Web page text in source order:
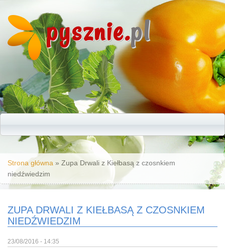
pysznie.pl
Jesteś tutaj
Strona główna » Zupa Drwali z Kiełbasą z czosnkiem
niedźwiedzim
ZUPA DRWALI Z KIEŁBASĄ Z CZOSNKIEM
NIEDŹWIEDZIM
23/08/2016 - 14:35